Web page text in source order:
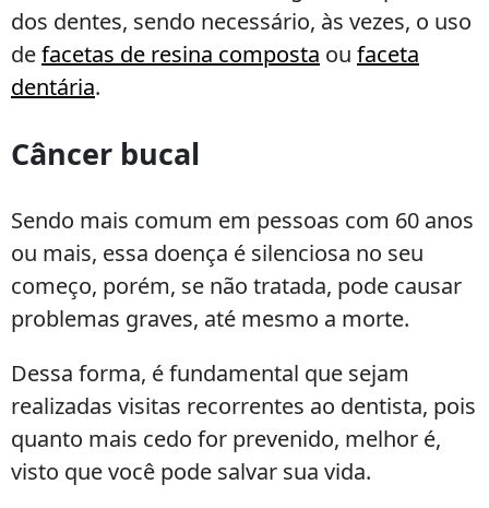
dos dentes, sendo necessário, às vezes, o uso
defacetas de resina composta ou faceta
dentária.
Câncer bucal
Sendo mais comum em pessoas com 60 anos
ou mais, essa doença é silenciosa no seu
começo, porém, se não tratada, pode causar
problemas graves, até mesmo a morte.
Dessa forma, é fundamental que sejam
realizadas visitas recorrentes ao dentista, pois
quanto mais cedo for prevenido, melhor é,
visto que você pode salvar sua vida.